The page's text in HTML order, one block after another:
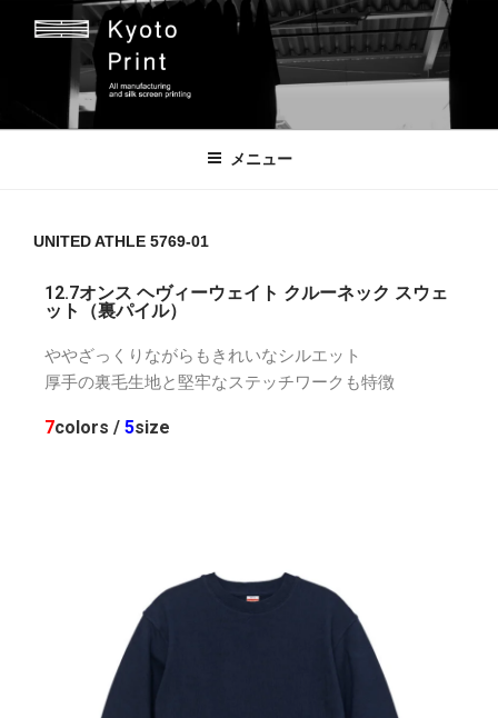
京都プリント
京都市のオリジナルプリント会社
メニュー
UNITED ATHLE 5769-01
12.7オンス ヘヴィーウェイト クルーネック スウェ
ット（裏パイル）
ややざっくりながらもきれいなシルエット
厚手の裏毛生地と堅牢なステッチワークも特徴
7colors / 5size